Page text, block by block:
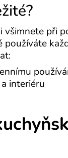
všimnete při
interiéru